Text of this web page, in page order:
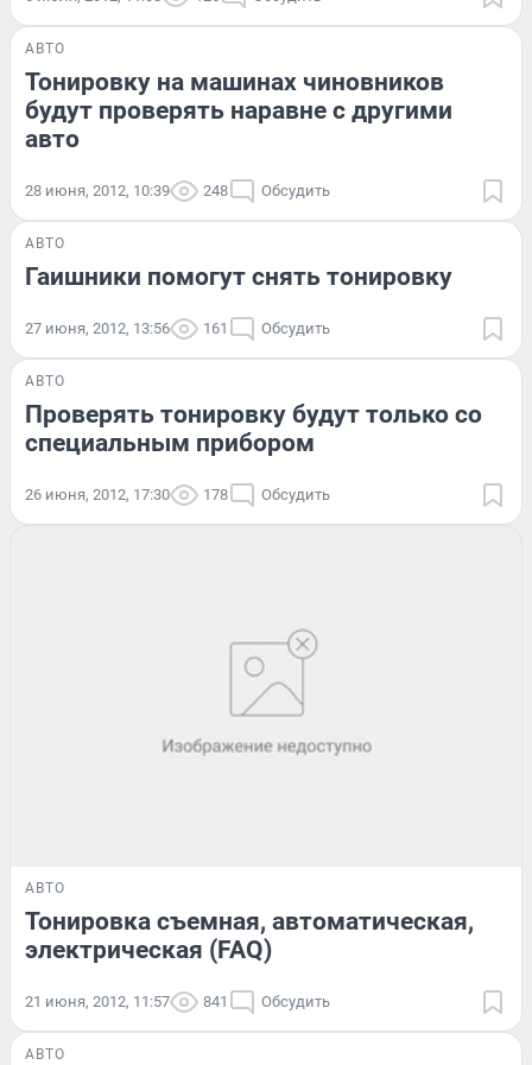
АВТО
Тонировку на машинах чиновников
будут проверять наравне с другими
авто
28 июня, 2012, 10:39 248 Обсудить
АВТО
Гаишники помогут снять тонировку
27 июня, 2012, 13:56 161 Обсудить
АВТО
Проверять тонировку будут только со
специальным прибором
26 июня, 2012, 17:30 178 Обсудить
АВТО
Тонировка съемная, автоматическая,
электрическая (FAQ)
21 июня, 2012, 11:57 841 Обсудить
АВТО